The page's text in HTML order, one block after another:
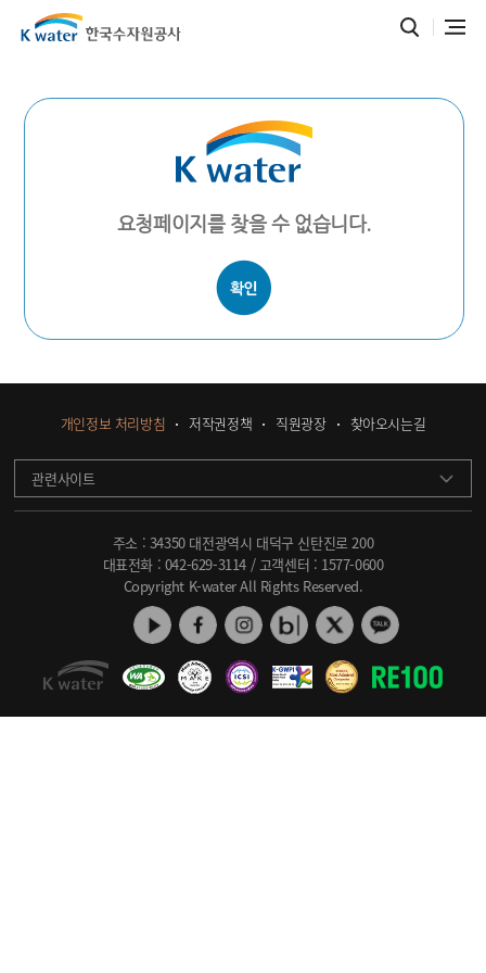
요청페이지를 찾을 수 없습니다.
개인정보 처리방침 저작권정책 직원광장 찾아오시는길
관련사이트
주소 : 34350 대전광역시 대덕구 신탄진로 200
대표전화 : 042-629-3114 / 고객센터 : 1577-0600
Copyright K-water All Rights Reserved.